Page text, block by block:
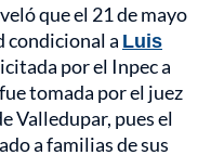
que el 21 de mayo
condicional a Luis
por el Inpec a
tomada por el juez
Valledupar, pues el
a familias de sus